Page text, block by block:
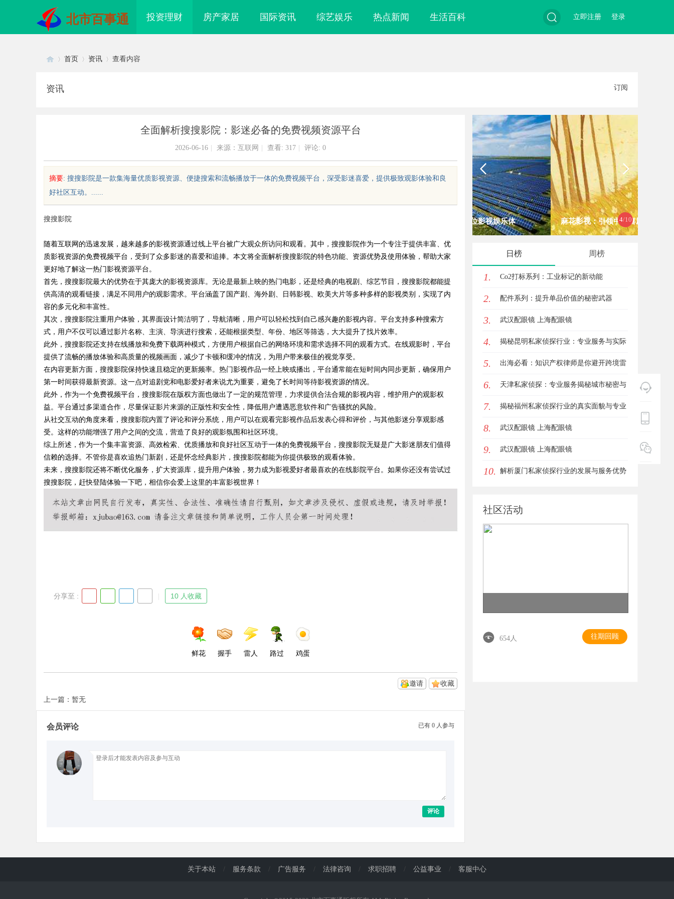
北市百事通 投资理财 房产家居 国际资讯 综艺娱乐 热点新闻 生活百科
索
登录
立即注册
uz
!
Bo
d
首页 资讯 查看内容
资讯 订阅
全面解析搜搜影院：影迷必备的免费视频资源平台
2026-06-16 来源：互联网 查看: 317 评论: 0
摘要: 搜搜影院是一款集海量优质影视资源、便捷搜索和流畅播放于一体的免费视频平台，深受影迷喜爱，提供极致观影体验和良
好社区互动。......
搜搜影院
随着互联网的迅速发展，越来越多的影视资源通过线上平台被广大观众所访问和观看。其中，搜搜影院作为一个专注于提供丰富、优
质影视资源的免费视频平台，受到了众多影迷的喜爱和追捧。本文将全面解析搜搜影院的特色功能、资源优势及使用体验，帮助大家
更好地了解这一热门影视资源平台。
首先，搜搜影院最大的优势在于其庞大的影视资源库。无论是最新上映的热门电影，还是经典的电视剧、综艺节目，搜搜影院都能提
供高清的观看链接，满足不同用户的观影需求。平台涵盖了国产剧、海外剧、日韩影视、欧美大片等多种多样的影视类别，实现了内
容的多元化和丰富性。
其次，搜搜影院注重用户体验，其界面设计简洁明了，导航清晰，用户可以轻松找到自己感兴趣的影视内容。平台支持多种搜索方
式，用户不仅可以通过影片名称、主演、导演进行搜索，还能根据类型、年份、地区等筛选，大大提升了找片效率。
此外，搜搜影院还支持在线播放和免费下载两种模式，方便用户根据自己的网络环境和需求选择不同的观看方式。在线观影时，平台
提供了流畅的播放体验和高质量的视频画面，减少了卡顿和缓冲的情况，为用户带来极佳的视觉享受。
在内容更新方面，搜搜影院保持快速且稳定的更新频率。热门影视作品一经上映或播出，平台通常能在短时间内同步更新，确保用户
第一时间获得最新资源。这一点对追剧党和电影爱好者来说尤为重要，避免了长时间等待影视资源的情况。
此外，作为一个免费视频平台，搜搜影院在版权方面也做出了一定的规范管理，力求提供合法合规的影视内容，维护用户的观影权
益。平台通过多渠道合作，尽量保证影片来源的正版性和安全性，降低用户遭遇恶意软件和广告骚扰的风险。
从社交互动的角度来看，搜搜影院内置了评论和评分系统，用户可以在观看完影视作品后发表心得和评价，与其他影迷分享观影感
受。这样的功能增强了用户之间的交流，营造了良好的观影氛围和社区环境。
综上所述，作为一个集丰富资源、高效检索、优质播放和良好社区互动于一体的免费视频平台，搜搜影院无疑是广大影迷朋友们值得
信赖的选择。不管你是喜欢追热门新剧，还是怀念经典影片，搜搜影院都能为你提供极致的观看体验。
未来，搜搜影院还将不断优化服务，扩大资源库，提升用户体验，努力成为影视爱好者最喜欢的在线影院平台。如果你还没有尝试过
搜搜影院，赶快登陆体验一下吧，相信你会爱上这里的丰富影视世界！
分享至 : 10 人收藏
鲜花 握手 雷人 路过 鸡蛋
收藏
邀请
上一篇：暂无
已有 0 人参与
会员评论
评论
4/10
眼镜 上海配眼镜
的眉眼唇，才是你整张脸的点睛之 验的平台解析
麻花影视：引领中国喜剧影视新潮流
日榜 周榜
1. Co2打标系列：工业标记的新动能
2. 配件系列：提升单品价值的秘密武器
3. 武汉配眼镜 上海配眼镜
4. 揭秘昆明私家侦探行业：专业服务与实际
案例分析
5. 出海必看：知识产权律师是你避开跨境雷
区的安全垫
6. 天津私家侦探：专业服务揭秘城市秘密与
安心守护
7. 揭秘福州私家侦探行业的真实面貌与专业
服务
8. 武汉配眼镜 上海配眼镜
9. 武汉配眼镜 上海配眼镜
10. 解析厦门私家侦探行业的发展与服务优势
社区活动
654人 往期回顾
关于本站 / 服务条款 / 广告服务 / 法律咨询 / 求职招聘 / 公益事业 / 客服中心